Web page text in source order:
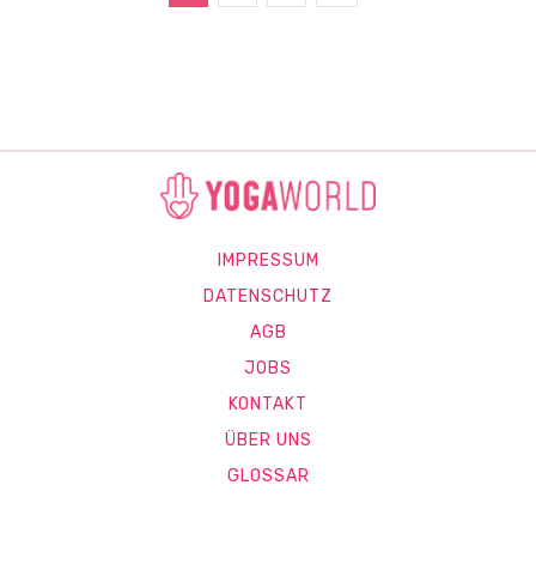
IMPRESSUM
DATENSCHUTZ
AGB
JOBS
KONTAKT
ÜBER UNS
GLOSSAR